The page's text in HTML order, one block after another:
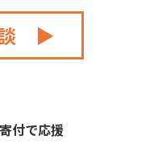
談 ▶
寄付で応援